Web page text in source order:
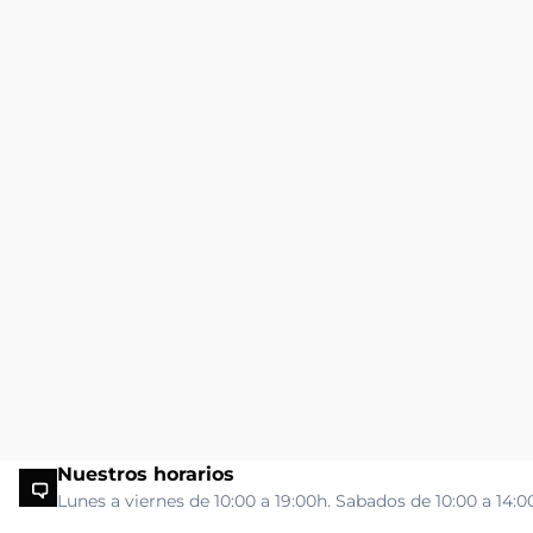
Nuestros horarios
Lunes a viernes de 10:00 a 19:00h. Sabados de 10:00 a